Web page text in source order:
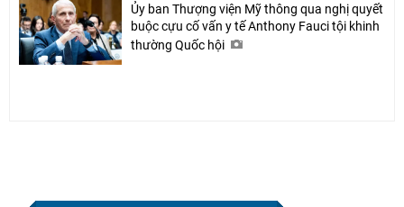
Ủy ban Thượng viện Mỹ thông qua nghị quyết
buộc cựu cố vấn y tế Anthony Fauci tội khinh
thường Quốc hội